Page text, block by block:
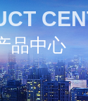
品中心